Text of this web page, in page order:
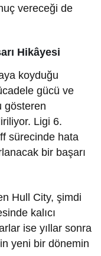
vereceği de
Hikâyesi
koyduğu
gücü ve
gösteren
Ligi 6.
sürecinde hata
bir başarı
Hull City, şimdi
kalıcı
ise yıllar sonra
yeni bir dönemin